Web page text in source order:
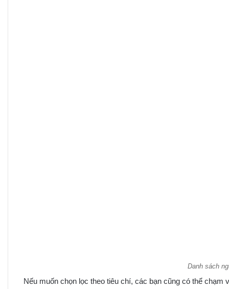
Danh sách
Nếu muốn chọn lọc theo tiêu chí, các bạn cũng có thể